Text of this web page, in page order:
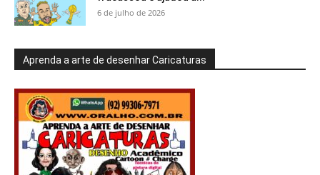
6 de julho de 2026
Aprenda a arte de desenhar Caricaturas